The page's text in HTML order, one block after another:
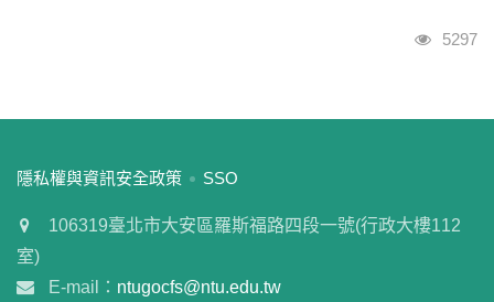
瀏覽人
5297
:::
隱私權與資訊安全政策 SSO
106319臺北市大安區羅斯福路四段一號(行政大樓112
室)
E-mail： ntugocfs@ntu.edu.tw